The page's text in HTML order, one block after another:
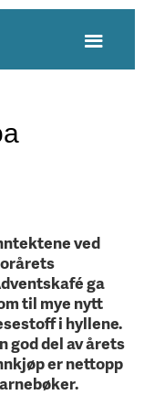
ved
ga
til mye nytt
i hyllene.
god del av årets
er nettopp